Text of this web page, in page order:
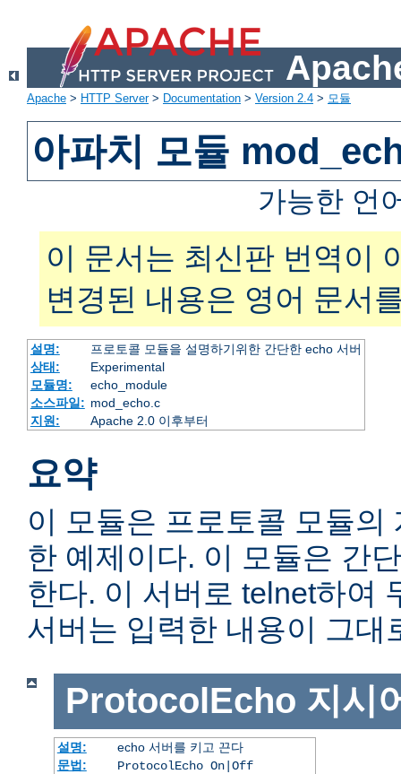
Apache > HTTP Server> Documentation > Version 2.4 > 모듈
아파치 모듈
가능한 언
이 문서는 최신판 번역이
변경된 내용은 영어 문서
설명:
프로토콜 모듈을 설명하기위한 간단한 echo 서버
상태:
Experimental
모듈명:
echo_module
소스파일: mod_echo.c
지원:
Apache 2.0 이후부터
요약
이 모듈은 프로토콜 모듈의
한 예제이다. 이 모듈은 간
한다. 이 서버로 telnet하여
서버는 입력한 내용이 그대
ProtocolEcho 지시
설명:
echo 서버를 키고 끈다
문법:
ProtocolEcho On|Off